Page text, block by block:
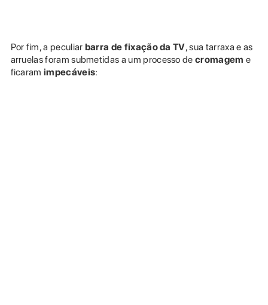
Por fim, a peculiar barra de fixação da TV, sua tarraxa e as
arruelas foram submetidas a um processo decromagem e
ficaramimpecáveis: